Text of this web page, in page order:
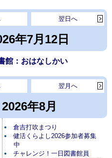
年7月12日
翌日へ
館：おはなしかい
2026年8月
翌月へ
倉吉打吹まつり
健活くらよし2026参加者募集
中
チャレンジ！一日図書館員